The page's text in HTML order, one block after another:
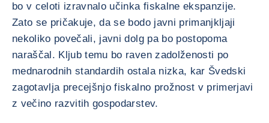
bo v celoti izravnalo učinka fiskalne ekspanzije.
Zato se pričakuje, da se bodo javni primanjkljaji
nekoliko povečali, javni dolg pa bo postopoma
naraščal. Kljub temu bo raven zadolženosti po
mednarodnih standardih ostala nizka, kar Švedski
zagotavlja precejšnjo fiskalno prožnost v primerjavi
z večino razvitih gospodarstev.